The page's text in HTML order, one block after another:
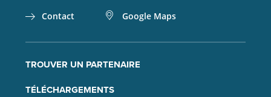
Contact
Google Maps
TROUVER UN PARTENAIRE
TÉLÉCHARGEMENTS